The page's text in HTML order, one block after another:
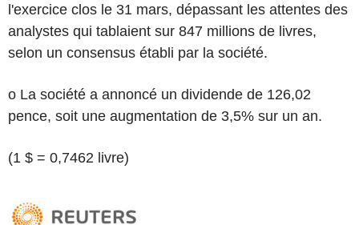
l'exercice clos le 31 mars, dépassant les attentes des
analystes qui tablaient sur 847 millions de livres,
selon un consensus établi par la société.
o La société a annoncé un dividende de 126,02
pence, soit une augmentation de 3,5% sur un an.
(1 $ = 0,7462 livre)